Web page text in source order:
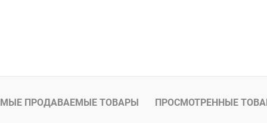
ПРОДАВАЕМЫЕ ТОВАРЫ ПРОСМОТРЕННЫЕ